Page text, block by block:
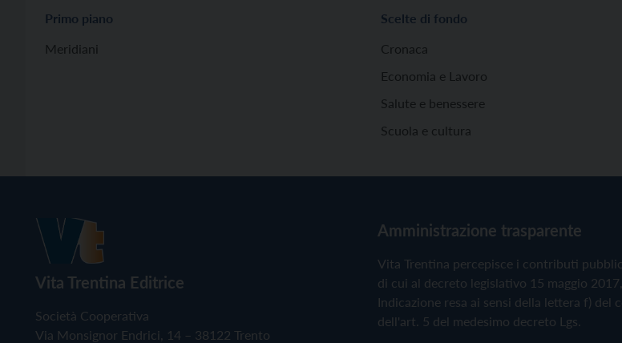
Primo piano
Meridiani
Scelte di fondo
Cronaca
Economia e Lavoro
Salute e benessere
Scuola e cultura
Vita Trentina Editrice
Società Cooperativa
Via Monsignor Endrici, 14 – 38122 Trento
Amministrazione trasparente
Vita Trentina percepisce i contributi
di cui al decreto legislativo 15 maggio
Indicazione resa ai sensi della lettera f) del
dell'art. 5 del medesimo decreto Lgs.